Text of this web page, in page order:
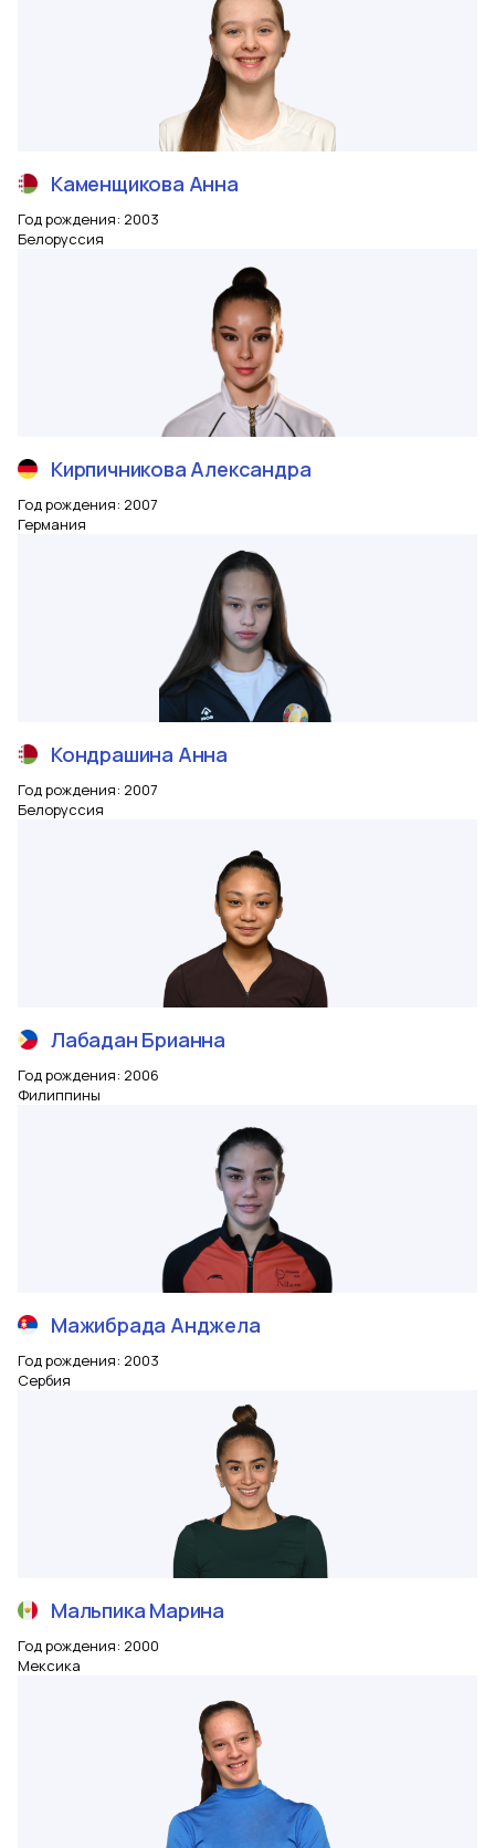
Каменщикова Анна
Год рождения: 2003
Белоруссия
Кирпичникова Александра
Год рождения: 2007
Германия
Кондрашина Анна
Год рождения: 2007
Белоруссия
Лабадан Брианна
Год рождения: 2006
Филиппины
Мажибрада Анджела
Год рождения: 2003
Сербия
Мальпика Марина
Год рождения: 2000
Мексика